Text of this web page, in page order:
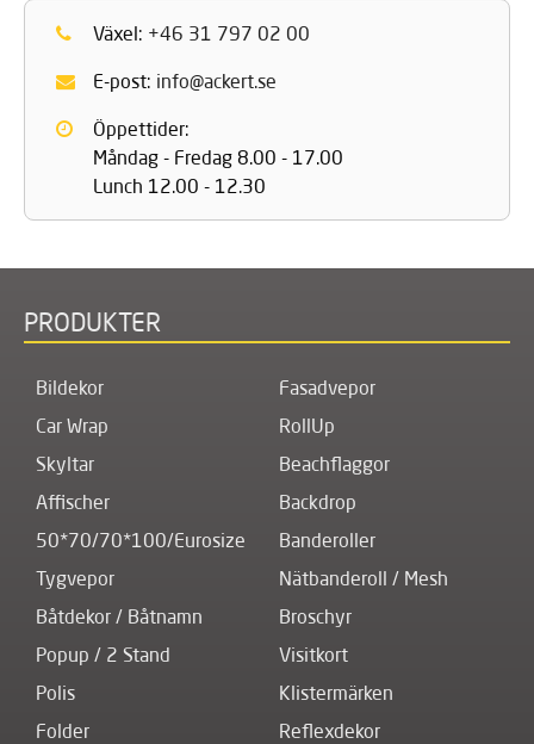
Växel: +46 31 797 02 00
E-post: info@ackert.se
Öppettider:
Måndag - Fredag 8.00 - 17.00
Lunch 12.00 - 12.30
PRODUKTER
Bildekor
Fasadvepor
Car Wrap
RollUp
Skyltar
Beachflaggor
Affischer
Backdrop
50*70/70*100/Eurosize
Banderoller
Tygvepor
Nätbanderoll / Mesh
Båtdekor / Båtnamn
Broschyr
Popup / 2 Stand
Visitkort
Polis
Klistermärken
Folder
Reflexdekor